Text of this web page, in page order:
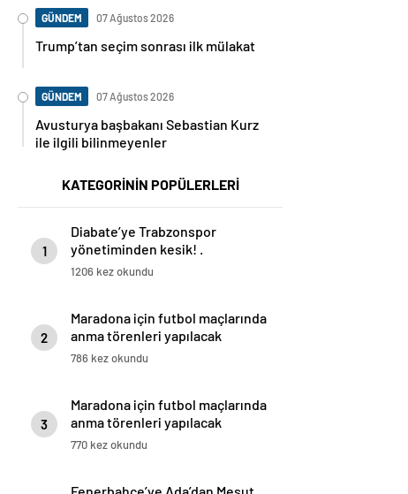
GÜNDEM 07 Ağustos 2026
Trump’tan seçim sonrası ilk mülakat
GÜNDEM 07 Ağustos 2026
Avusturya başbakanı Sebastian Kurz
ile ilgili bilinmeyenler
KATEGORİNİN POPÜLERLERİ
1
Diabate’ye Trabzonspor
yönetiminden kesik! .
1206 kez okundu
2
Maradona için futbol maçlarında
anma törenleri yapılacak
786 kez okundu
3
Maradona için futbol maçlarında
anma törenleri yapılacak
770 kez okundu